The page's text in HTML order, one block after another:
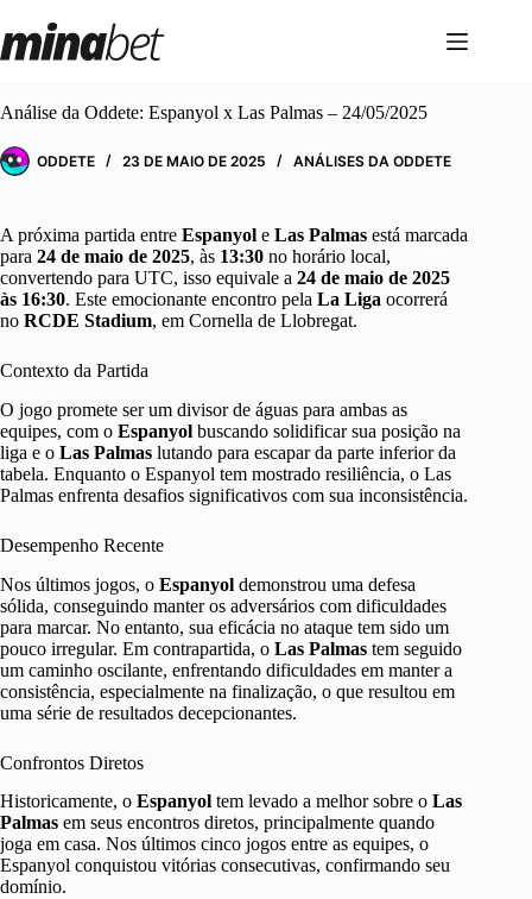
para
o
Análise da Oddete: Espanyol x Las Palmas – 24/05/2025
ODDETE 23 DE MAIO DE 2025 ANÁLISES DA ODDETE
A próxima partida entre Espanyol e Las Palmas está marcada
para 24 de maio de 2025, às 13:30 no horário local,
convertendo para UTC, isso equivale a 24 de maio de 2025
às 16:30. Este emocionante encontro pela La Liga ocorrerá
no RCDE Stadium, em Cornella de Llobregat.
Contexto da Partida
O jogo promete ser um divisor de águas para ambas as
equipes, com o Espanyol buscando solidificar sua posição na
liga e o Las Palmas lutando para escapar da parte inferior da
tabela. Enquanto o Espanyol tem mostrado resiliência, o Las
Palmas enfrenta desafios significativos com sua inconsistência.
Desempenho Recente
Nos últimos jogos, o Espanyol demonstrou uma defesa
sólida, conseguindo manter os adversários com dificuldades
para marcar. No entanto, sua eficácia no ataque tem sido um
pouco irregular. Em contrapartida, o Las Palmas tem seguido
um caminho oscilante, enfrentando dificuldades em manter a
consistência, especialmente na finalização, o que resultou em
uma série de resultados decepcionantes.
Confrontos Diretos
Historicamente, o Espanyol tem levado a melhor sobre o Las
Palmas em seus encontros diretos, principalmente quando
joga em casa. Nos últimos cinco jogos entre as equipes, o
Espanyol conquistou vitórias consecutivas, confirmando seu
domínio.